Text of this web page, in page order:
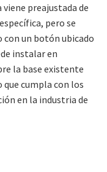
preajustada de
pero se
un botón ubicado
instalar en
la base existente
que cumpla con los
en la industria de